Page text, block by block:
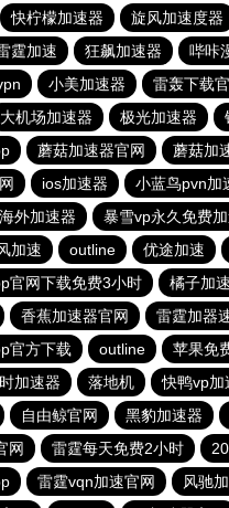
快柠檬加速器 旋风加速度器
霆加速 狂飙加速器 哔咔
小美加速器 雷轰下载
大机场加速器 极光加速器
蘑菇加速器官网
蘑菇加
ios加速器
小蓝鸟pvn加
外加速器
暴雪vp永久免费
加速 outline 优途加速
官网下载免费3小时
橘子加
香蕉加速器官网
雷霆加器
官方下载
outline
苹果免
加速器
落地机
快鸭vp加
自由鲸官网 黑豹加速器
网
雷霆每天免费2小时
雷霆vqn加速官网
风驰